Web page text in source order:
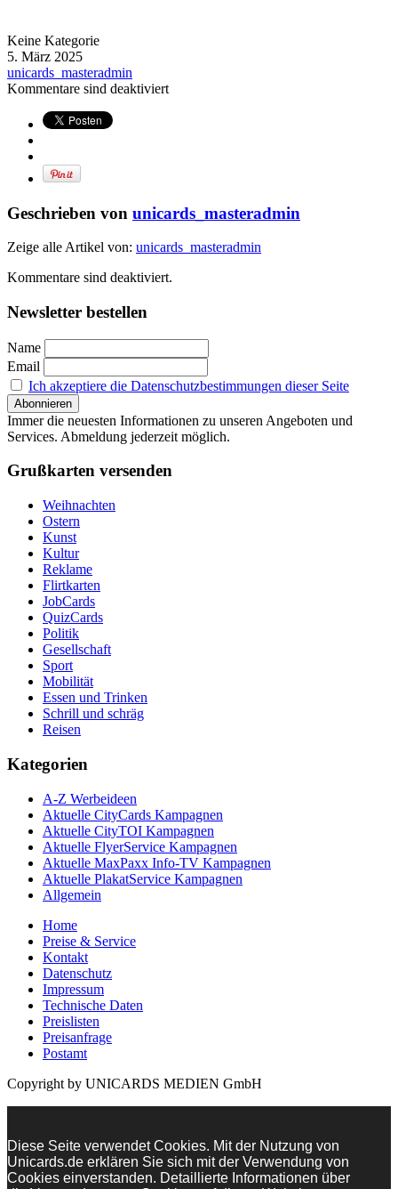
Keine Kategorie
5. März 2025
unicards_masteradmin
Kommentare sind deaktiviert
Geschrieben von unicards_masteradmin
Zeige alle Artikel von: unicards_masteradmin
Kommentare sind deaktiviert.
Newsletter bestellen
Name
Email
Ich akzeptiere die Datenschutzbestimmungen dieser Seite
Immer die neuesten Informationen zu unseren Angeboten und
Services. Abmeldung jederzeit möglich.
Grußkarten versenden
Weihnachten
Ostern
Kunst
Kultur
Reklame
Flirtkarten
JobCards
QuizCards
Politik
Gesellschaft
Sport
Mobilität
Essen und Trinken
Schrill und schräg
Reisen
Kategorien
A-Z Werbeideen
Aktuelle CityCards Kampagnen
Aktuelle CityTOI Kampagnen
Aktuelle FlyerService Kampagnen
Aktuelle MaxPaxx Info-TV Kampagnen
Aktuelle PlakatService Kampagnen
Allgemein
Home
Preise & Service
Kontakt
Datenschutz
Impressum
Technische Daten
Preislisten
Preisanfrage
Postamt
Copyright by UNICARDS MEDIEN GmbH
Diese Seite verwendet Cookies. Mit der Nutzung von
Unicards.de erklären Sie sich mit der Verwendung von
Cookies einverstanden. Detaillierte Informationen über